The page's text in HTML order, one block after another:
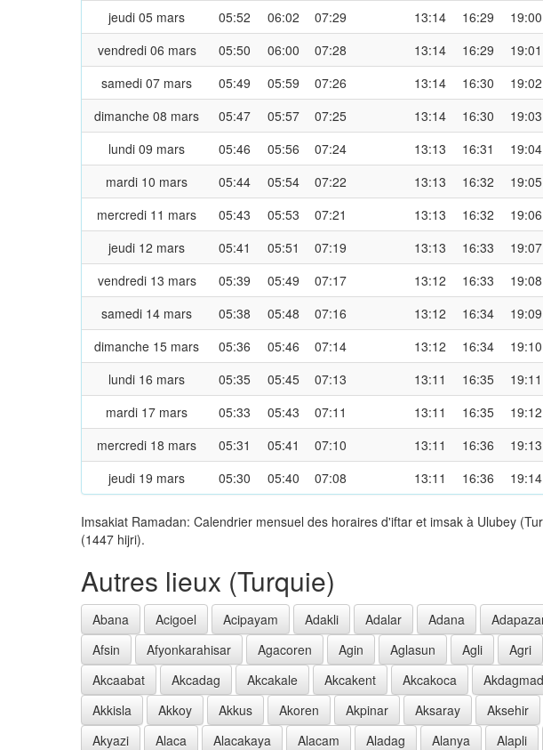
jeudi 05 mars
05:52 06:02 07:29 13:14 16:29 19:00
vendredi 06 mars
05:50 06:00 07:28 13:14 16:29 19:01
samedi 07 mars
05:49 05:59 07:26 13:14 16:30 19:02
dimanche 08 mars
05:47 05:57 07:25 13:14 16:30 19:03
lundi 09 mars
05:46 05:56 07:24 13:13 16:31 19:04
mardi 10 mars
05:44 05:54 07:22 13:13 16:32 19:05
mercredi 11 mars
05:43 05:53 07:21 13:13 16:32 19:06
jeudi 12 mars
05:41 05:51 07:19 13:13 16:33 19:07
vendredi 13 mars
05:39 05:49 07:17 13:12 16:33 19:08
samedi 14 mars
05:38 05:48 07:16 13:12 16:34 19:09
dimanche 15 mars
05:36 05:46 07:14 13:12 16:34 19:10
lundi 16 mars
05:35 05:45 07:13 13:11 16:35 19:11
mardi 17 mars
05:33 05:43 07:11 13:11 16:35 19:12
mercredi 18 mars
05:31 05:41 07:10 13:11 16:36 19:13
jeudi 19 mars
05:30 05:40 07:08 13:11 16:36 19:14
Imsakiat Ramadan: Calendrier mensuel des horaires d'iftar et imsak à Ulubey
(1447 hijri).
Autres lieux (Turquie)
Abana Acigoel Acipayam Adakli Adalar Adana
Afsin
Afyonkarahisar Agacoren Agin Aglasun Agli Agri
Akcaabat
Akcadag Akcakale Akcakent Akcakoca
Akkisla
Akkoy Akkus Akoren Akpinar Aksaray Aksehir
Akyazi
Alaca Alacakaya Alacam Aladag Alanya Alapli